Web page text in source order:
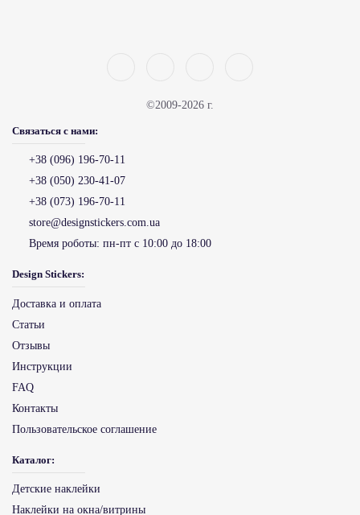
©2009-2026 г.
Связаться с нами:
+38 (096) 196-70-11
+38 (050) 230-41-07
+38 (073) 196-70-11
store@designstickers.com.ua
Время роботы: пн-пт с 10:00 до 18:00
Design Stickers:
Доставка и оплата
Статьи
Отзывы
Инструкции
FAQ
Контакты
Пользовательское соглашение
Каталог:
Детские наклейки
Наклейки на окна/витрины